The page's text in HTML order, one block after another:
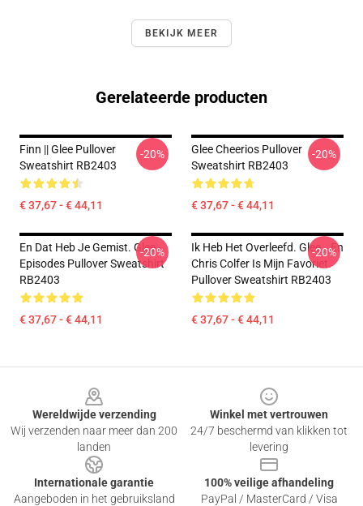
BEKIJK MEER
Gerelateerde producten
Finn || Glee Pullover
Sweatshirt RB2403
€ 37,67 - € 44,11
-20%
Glee Cheerios Pullover
Sweatshirt RB2403
€ 37,67 - € 44,11
-20%
En Dat Heb Je Gemist. Glee -
Episodes Pullover Sweatshirt
RB2403
€ 37,67 - € 44,11
-20%
Ik Heb Het Overleefd. Glee...en
Chris Colfer Is Mijn Favoriet.
Pullover Sweatshirt RB2403
€ 37,67 - € 44,11
-20%
Wereldwijde verzending
Wij verzenden naar meer dan 200
landen
Winkel met vertrouwen
24/7 beschermd van klikken tot
levering
Internationale garantie
Aangeboden in het gebruiksland
100% veilige afhandeling
PayPal / MasterCard / Visa